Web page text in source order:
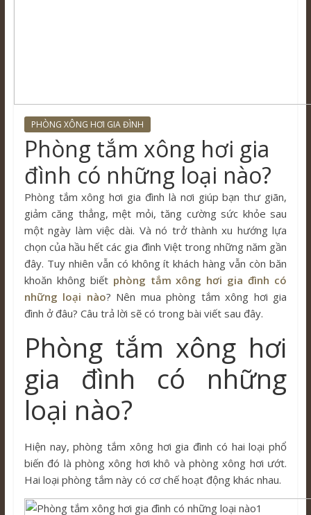
PHÒNG XÔNG HƠI GIA ĐÌNH
Phòng tắm xông hơi gia
đình có những loại nào?
Phòng tắm xông hơi gia đình là nơi giúp bạn thư giãn,
giảm căng thẳng, mệt mỏi, tăng cường sức khỏe sau
một ngày làm việc dài. Và nó trở thành xu hướng lựa
chọn của hầu hết các gia đình Việt trong những năm gần
đây. Tuy nhiên vẫn có không ít khách hàng vẫn còn băn
khoăn không biết phòng tắm xông hơi gia đình có
những loại nào? Nên mua phòng tắm xông hơi gia
đình ở đâu? Câu trả lời sẽ có trong bài viết sau đây.
Phòng tắm xông hơi
gia đình có những
loại nào?
Hiện nay, phòng tắm xông hơi gia đình có hai loại phổ
biến đó là phòng xông hơi khô và phòng xông hơi ướt.
Hai loại phòng tắm này có cơ chế hoạt động khác nhau.